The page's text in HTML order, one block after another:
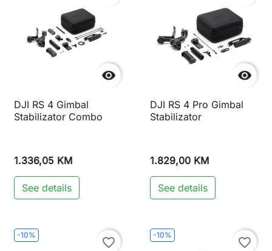

DJI RS 4 Gimbal
Stabilizator Combo
1.336,05 KM
See details

DJI RS 4 Pro Gimbal
Stabilizator
1.829,00 KM
See details
-10%
favorite_border
-10%
favorite_border